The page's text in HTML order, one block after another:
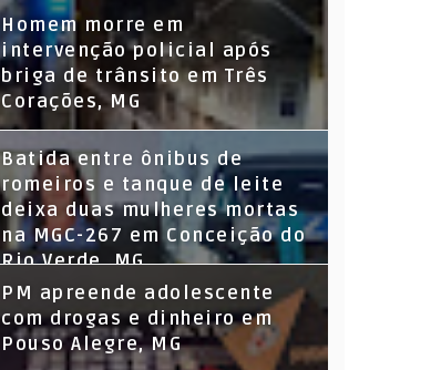
Homem morre em
intervenção policial após
briga de trânsito em Três
Corações, MG
Batida entre ônibus de
romeiros e tanque de leite
deixa duas mulheres mortas
na MGC-267 em Conceição do
Rio Verde, MG
PM apreende adolescente
com drogas e dinheiro em
Pouso Alegre, MG